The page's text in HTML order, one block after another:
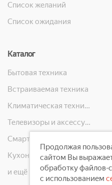
Список желаний
Список ожидания
Каталог
Бытовая техника
Встраиваемая техника
Климатическая техника
Телевизоры и аксессуары
Кухонная техника
и ещё 10 категорий
Продолжая
сайтом Вы
обработку файлов-
с использованием